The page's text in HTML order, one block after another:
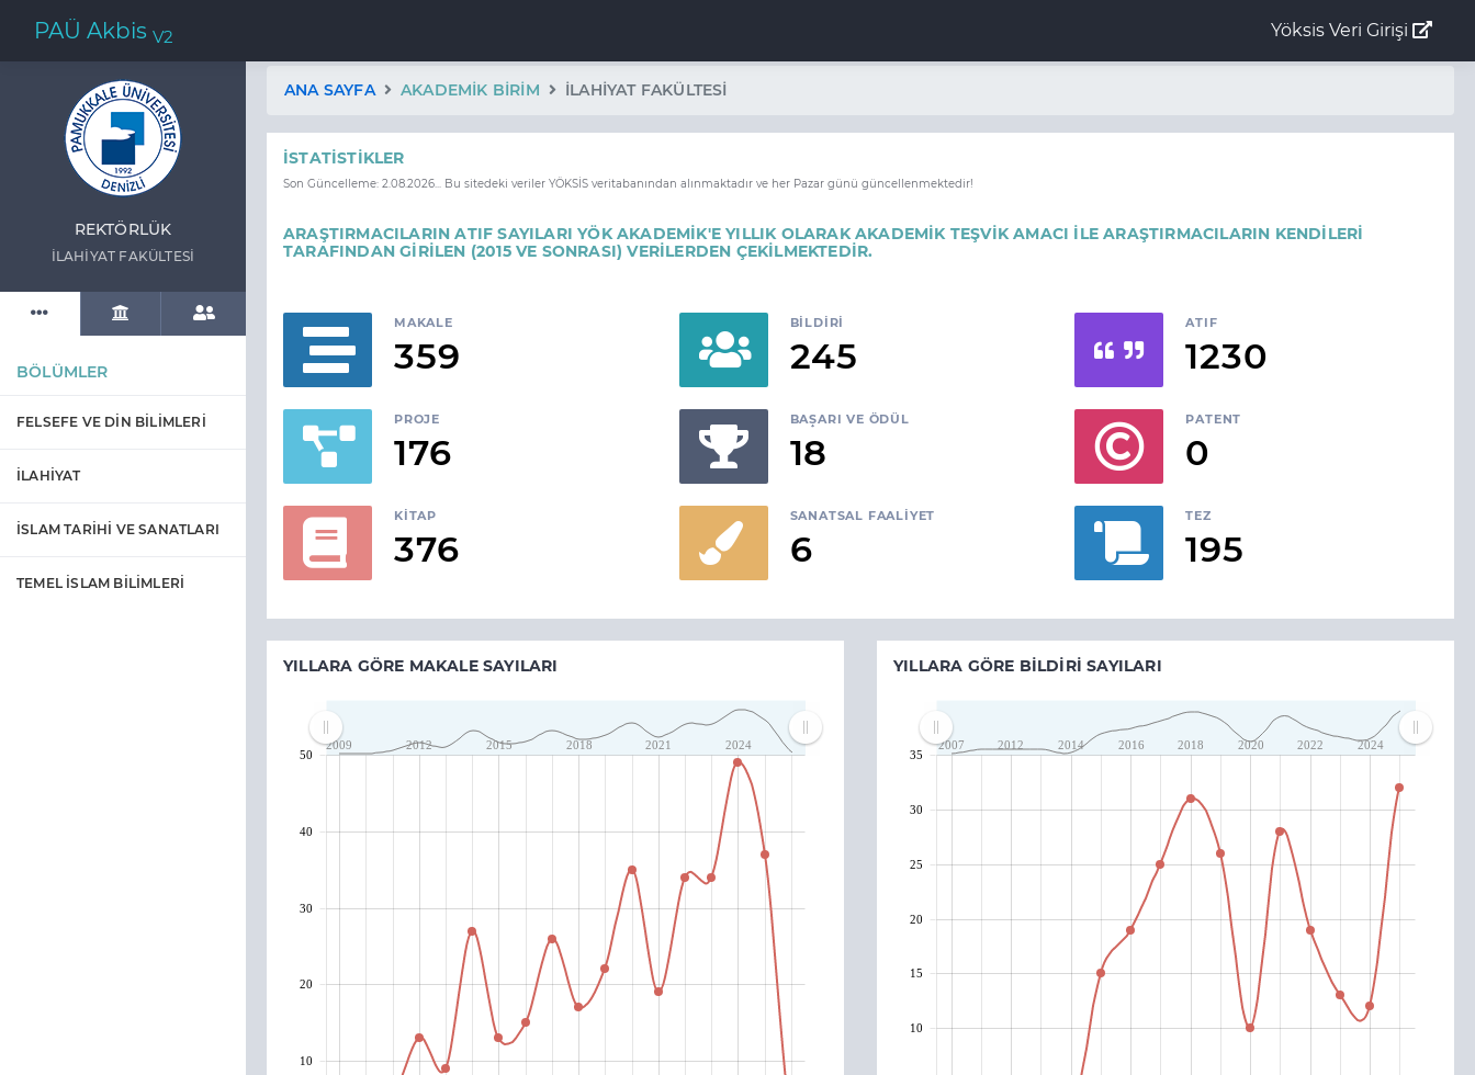
PAÜ Akbis V2 Yöksis Veri Girişi
REKTÖRLÜK
İLAHİYAT FAKÜLTESİ
BÖLÜMLER
FELSEFE VE DİN BİLİMLERİ
İLAHİYAT
İSLAM TARİHİ VE SANATLARI
TEMEL İSLAM BİLİMLERİ
ANA SAYFA AKADEMIK BIRIM İLAHİYAT FAKÜLTESİ
İSTATISTIKLER
Son Güncelleme: 2.08.2026... Bu sitedeki veriler YÖKSİS veritabanından alınmaktadır ve her Pazar günü güncellenmektedir!
ARAŞTIRMACILARIN ATIF SAYILARI YÖK AKADEMİK'E YILLIK OLARAK AKADEMİK TEŞVİK AMACI İLE ARAŞTIRMACILARIN KENDİLERİ
TARAFINDAN GİRİLEN (2015 VE SONRASI) VERİLERDEN ÇEKİLMEKTEDİR.
MAKALE
359
BILDIRI
245
ATIF
1230
PROJE
176
BAŞARI VE ÖDÜL
18
PATENT
0
KITAP
376
SANATSAL FAALIYET
6
TEZ
195
YILLARA GÖRE MAKALE SAYILARI
2009 2012 2015 2018 2021 2024
10
20
30
40
50
YILLARA GÖRE BILDIRI SAYILARI
2007 2012 2014 2016 2018 2020 2022 2024
10
15
20
25
30
35